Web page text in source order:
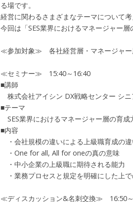
る場です。
経営に関わるさまざまなテーマについて
今回は「SES業界におけるマネージャー
≪参加対象≫ 各社経営層・マネージャー
≪セミナー≫ 15:40～16:40
■講師
株式会社アイシン DX戦略センター シ
■テーマ
SES業界におけるマネージャー層の育成
■内容
・会社規模の違いによる上級職育成の
・One for all, All for oneの真の意味
・中小企業の上級職に期待される能力
・業務プロセスと規定を明確にした上
≪ディスカッション&名刺交換≫ 16:50